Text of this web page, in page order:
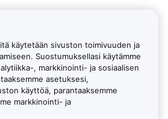
käytetään sivuston toimivuuden ja
Suostumuksellasi käytämme
, markkinointi- ja sosiaalisen
asetuksesi,
käyttöä, parantaaksemme
markkinointi- ja